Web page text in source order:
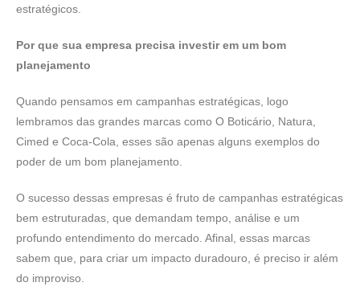
estratégicos.
Por que sua empresa precisa investir em um bom
planejamento
Quando pensamos em campanhas estratégicas, logo
lembramos das grandes marcas como O Boticário, Natura,
Cimed e Coca-Cola, esses são apenas alguns exemplos do
poder de um bom planejamento.
O sucesso dessas empresas é fruto de campanhas estratégicas
bem estruturadas, que demandam tempo, análise e um
profundo entendimento do mercado. Afinal, essas marcas
sabem que, para criar um impacto duradouro, é preciso ir além
do improviso.